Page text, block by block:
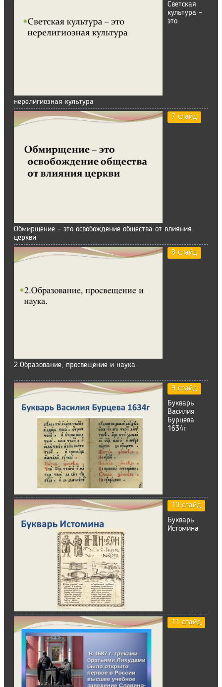
Светская
культура –
это
нерелигиозная культура
7 слайд
Обмирщение – это освобождение общества от влияния
церкви
8 слайд
2.Образование, просвещение и наука.
9 слайд
Букварь
Василия
Бурцева
1634г
10 слайд
Букварь
Истомина
11 слайд